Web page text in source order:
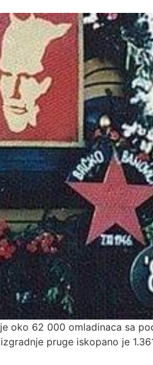
oko 62 000 omladinaca sa
pruge iskopano je